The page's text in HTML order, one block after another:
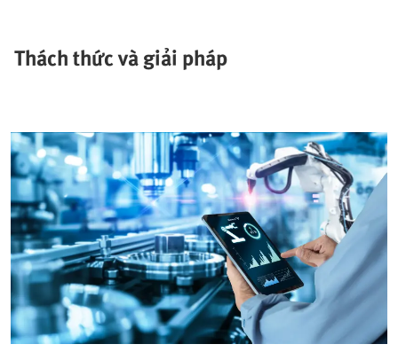
Thách thức và giải pháp